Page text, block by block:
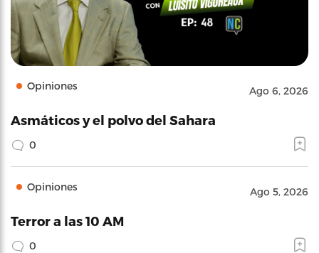
Opiniones Ago 6, 2026
Asmáticos y el polvo del Sahara
0
Opiniones Ago 5, 2026
Terror a las 10 AM
0